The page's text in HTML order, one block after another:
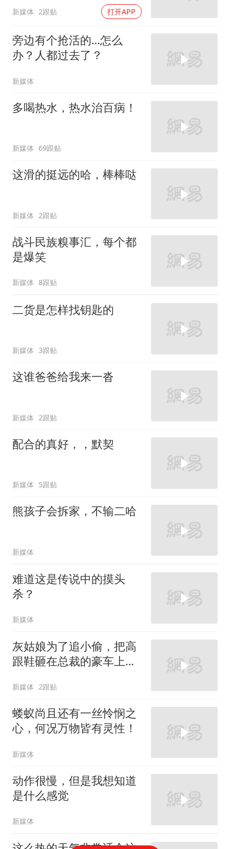
新媒体 2跟贴 打开APP
旁边有个抢活的…怎么
办？人都过去了？
新媒体
多喝热水，热水治百病！
新媒体 69跟贴
这滑的挺远的哈，棒棒哒
新媒体 2跟贴
战斗民族糗事汇，每个都
是爆笑
新媒体 8跟贴
二货是怎样找钥匙的
新媒体 3跟贴
这谁爸爸给我来一沓
新媒体 2跟贴
配合的真好，，默契
新媒体 5跟贴
熊孩子会拆家，不输二哈
新媒体
难道这是传说中的摸头
杀？
新媒体
灰姑娘为了追小偷，把高
跟鞋砸在总裁的豪车上，
新媒体 2跟贴
蝼蚁尚且还有一丝怜悯之
心，何况万物皆有灵性！
新媒体
动作很慢，但是我想知道
是什么感觉
新媒体